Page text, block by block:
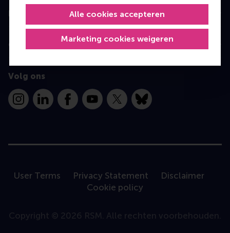
Marketing cookies weigeren
Alle cookies accepteren
Information for
Contact
Volg ons
InstagramLinkedInFacebookYouTube
X Bluesky
User Terms Privacy Statement
Disclaimer
Cookie policy